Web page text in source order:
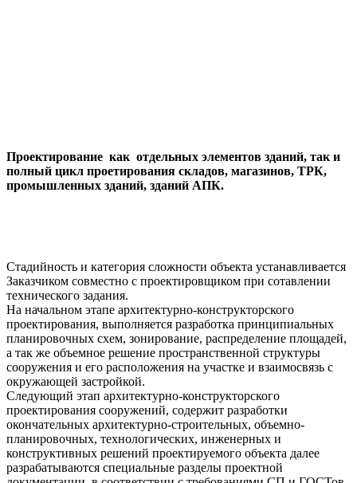
Проектирование как отдельных элементов зданий, так и
полный цикл проетирования складов, магазинов, ТРК,
промышленных зданий, зданий АПК.
Стадийность и категория сложности объекта устанавливается
Заказчиком совместно с проектировщиком при сотавлении
технического задания.
На начальном этапе архитектурно-конструкторского
проектирования, выполняется разработка принципиальных
планировочных схем, зонирование, распределение площадей,
а так же объемное решение пространственной структуры
сооружения и его расположения на участке и взаимосвязь с
окружающей застройкой.
Следующий этап архитектурно-конструкторского
проектирования сооружений, содержит разработки
окончательных архитектурно-строительных, объемно-
планировочных, технологических, инженерных и
конструктивных решений проектируемого объекта далее
разрабатываются специальные разделы проектной